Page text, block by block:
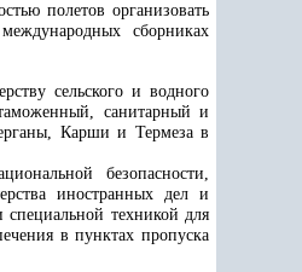
полетов организовать
сборниках
сельского и водного
санитарный и
Карши и Термеза в
безопасности,
иностранных дел и
техникой для
в пунктах пропуска